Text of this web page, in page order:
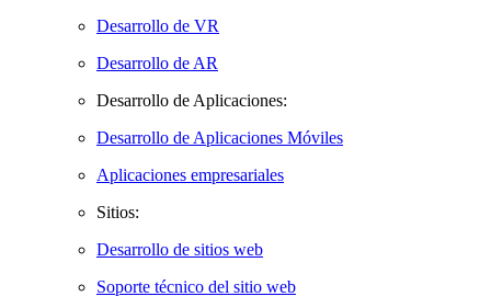
Desarrollo de VR
Desarrollo de AR
Desarrollo de Aplicaciones:
Desarrollo de Aplicaciones Móviles
Aplicaciones empresariales
Sitios:
Desarrollo de sitios web
Soporte técnico del sitio web